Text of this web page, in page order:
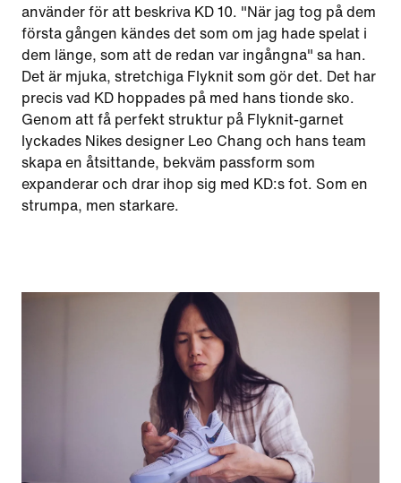
använder för att beskriva KD 10. "När jag tog på dem
första gången kändes det som om jag hade spelat i
dem länge, som att de redan var ingångna" sa han.
Det är mjuka, stretchiga Flyknit som gör det. Det har
precis vad KD hoppades på med hans tionde sko.
Genom att få perfekt struktur på Flyknit-garnet
lyckades Nikes designer Leo Chang och hans team
skapa en åtsittande, bekväm passform som
expanderar och drar ihop sig med KD:s fot. Som en
strumpa, men starkare.